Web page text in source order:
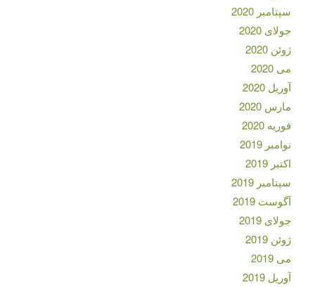
سپتامبر 2020
جولای 2020
ژوئن 2020
می 2020
آوریل 2020
مارس 2020
فوریه 2020
نوامبر 2019
اکتبر 2019
سپتامبر 2019
آگوست 2019
جولای 2019
ژوئن 2019
می 2019
آوریل 2019